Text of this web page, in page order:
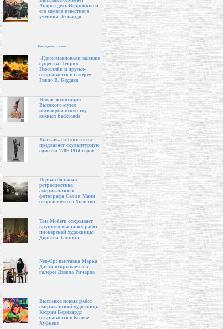
Андреа дель Верроккьо и
его самого известного
ученика Леонардо
Последние статьи
«Где командовали высшие
существа: Генрих
Нюссляйн и друзья»
открывается в галерее
Гвидо В. Баудаха
Новая экспозиция
Высокого музея
посвящена искусству
южных backroads
Выставка в Глиптотеке
предлагает скульптурную
одиссею 1789-1914 годов
Первая большая
ретроспектива
американского
фотографа Салли Манн
отправляется в Хьюстон
Tate Modern открывает
крупную выставку работ
пионерской художницы
Доротеи Таннинг
Neo-Op: выставка Марка
Дагли открывается в
галерее Дэвида Ричарда
Выставка новых работ
американской художницы
Кэтрин Бернхардт
открывается в Ксавье
Хуфкенс